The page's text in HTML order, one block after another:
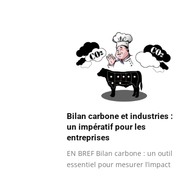
Bilan carbone et industries :
un impératif pour les
entreprises
EN BREF Bilan carbone : un outil
essentiel pour mesurer l’impact